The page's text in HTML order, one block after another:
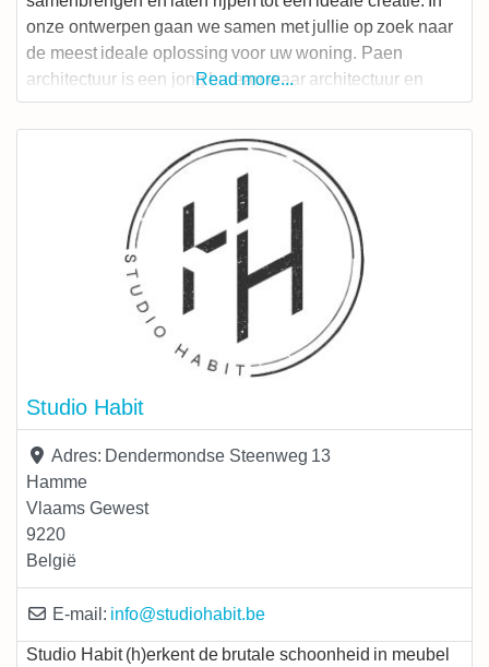
onze ontwerpen gaan we samen met jullie op zoek naar
de meest ideale oplossing voor uw woning. Paen
architectuur is een jong bureau waar architectuur en
interieur samenvloeien. Met oog voor ecologie,
creativiteit en budget gaan wij vol goesting aan de slag
om architectuur en interieur
Read more...
Studio Habit
Adres: Dendermondse Steenweg 13
Hamme
Vlaams Gewest
9220
België
E-mail: info@studiohabit.be
Studio Habit (h)erkent de brutale schoonheid in meubel